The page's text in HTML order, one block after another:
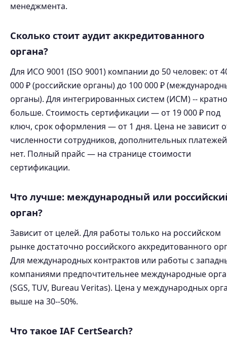
менеджмента.
Сколько стоит аудит аккредитованного
органа?
Для ИСО 9001 (ISO 9001) компании до 50 человек: от
000 ₽ (российские органы) до 100 000 ₽
органы). Для интегрированных систем (ИСМ) -- кратно
больше. Стоимость сертификации — от 19 000 ₽ под
ключ, срок оформления — от 1 дня. Цена не зависит
численности сотрудников, дополнительных платежей
нет. Полный прайс — на странице стоимости
сертификации.
Что лучше: международный или
орган?
Зависит от целей. Для работы только на российском
рынке достаточно российского аккредитованного
Для международных контрактов или работы с
компаниями предпочтительнее международные
(SGS, TUV, Bureau Veritas). Цена у международных
выше на 30--50%.
Что такое IAF CertSearch?